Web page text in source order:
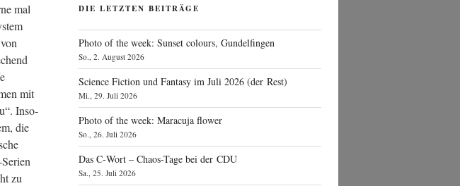
mal
mit
Inso­
die
zu
DIE LETZTEN BEITRÄGE
Photo of the week: Sunset colours, Gundelfingen
So., 2. August 2026
Science Fiction und Fantasy im Juli 2026 (der Rest)
Mi., 29. Juli 2026
Photo of the week: Maracuja flower
So., 26. Juli 2026
Das C‑Wort – Chaos-Tage bei der CDU
Sa., 25. Juli 2026